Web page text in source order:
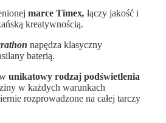
marce Timex, łączy jakość i
kreatywnością.
napędza klasyczny
baterią.
unikatowy rodzaj podświetlenia
w każdych warunkach
rozprowadzone na całej tarczy